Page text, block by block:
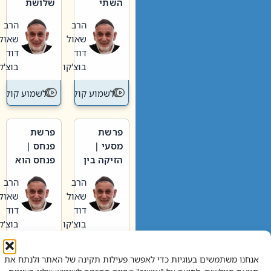
אנחנו משתמשים בעוגיות כדי לאפשר פעילות תקינה של האתר ולנתח את
וערב של
חיינו
הרב
שאול
דוד
בוצ'קו
לשמוע קול תורה – מדרש
האבות
הרב
שאול
דוד
בוצ'קו
לשמוע קול
פרשת
מסעי |
הזיקה בין
הגדול לעם הרב
שאול
דוד
בוצ'קו
לשמוע קול תורה – מדרש
פרשת
פנחס |
פנחס הוא
אליהו: בין
קנאות
הורסת
לקנאות
בונה
הרב
שאול
דוד
בוצ'קו
לשמוע קול